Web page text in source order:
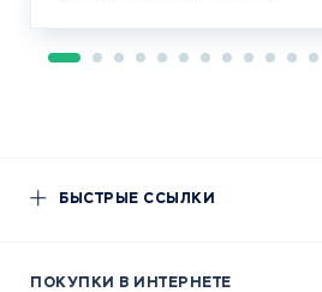
БЫСТРЫЕ ССЫЛКИ
ПОКУПКИ В ИНТЕРНЕТЕ